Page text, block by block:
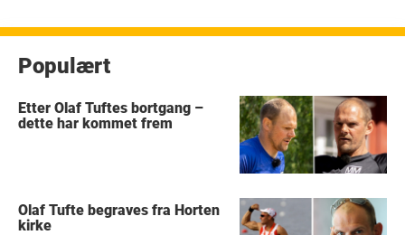
Populært
Etter Olaf Tuftes bortgang –
dette har kommet frem
Olaf Tufte begraves fra Horten
kirke